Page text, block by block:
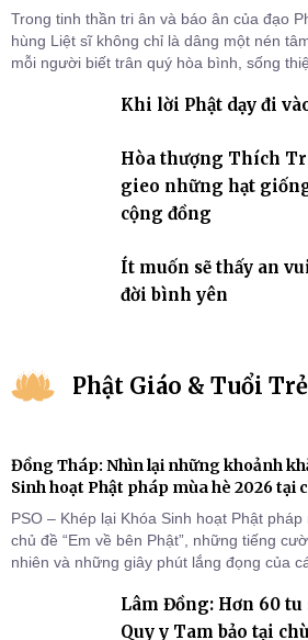
Trong tinh thần tri ân và báo ân của đạo
hùng Liệt sĩ không chỉ là dâng một nén
mỗi người biết trân quý hòa bình, sống
Khi lời Phật dạy đi
Hòa thượng Thích
gieo những hạt
cộng đồng
Ít muốn sẽ thấy an
đời bình yên
Phật Giáo & Tuổi Trẻ
Đồng Tháp: Nhìn lại những khoảnh
Sinh hoạt Phật pháp mùa hè 2026 tại
PSO – Khép lại Khóa Sinh hoạt Phật
chủ đề “Em về bên Phật”, những tiếng
nhiên và những giây phút lắng đọng của
Tháp). Những tuần tu học ngắn ngủi
trang quý báu, gieo những hạt giống thiện l
Lâm Đồng: Hơn 60
Quy y Tam bảo tại